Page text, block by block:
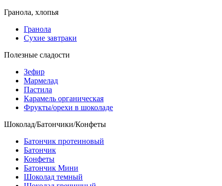
Гранола, хлопья
Гранола
Сухие завтраки
Полезные сладости
Зефир
Мармелад
Пастила
Карамель органическая
Фрукты/орехи в шоколаде
Шоколад/Батончики/Конфеты
Батончик протеиновый
Батончик
Конфеты
Батончик Мини
Шоколад темный